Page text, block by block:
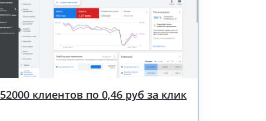
52000 клиентов по 0,46 руб за клик